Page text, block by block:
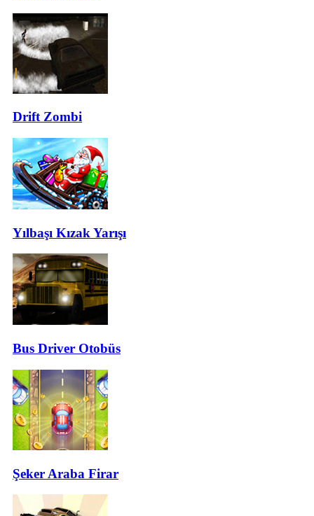
Drift Zombi
Yılbaşı Kızak Yarışı
Bus Driver Otobüs
Şeker Araba Firar